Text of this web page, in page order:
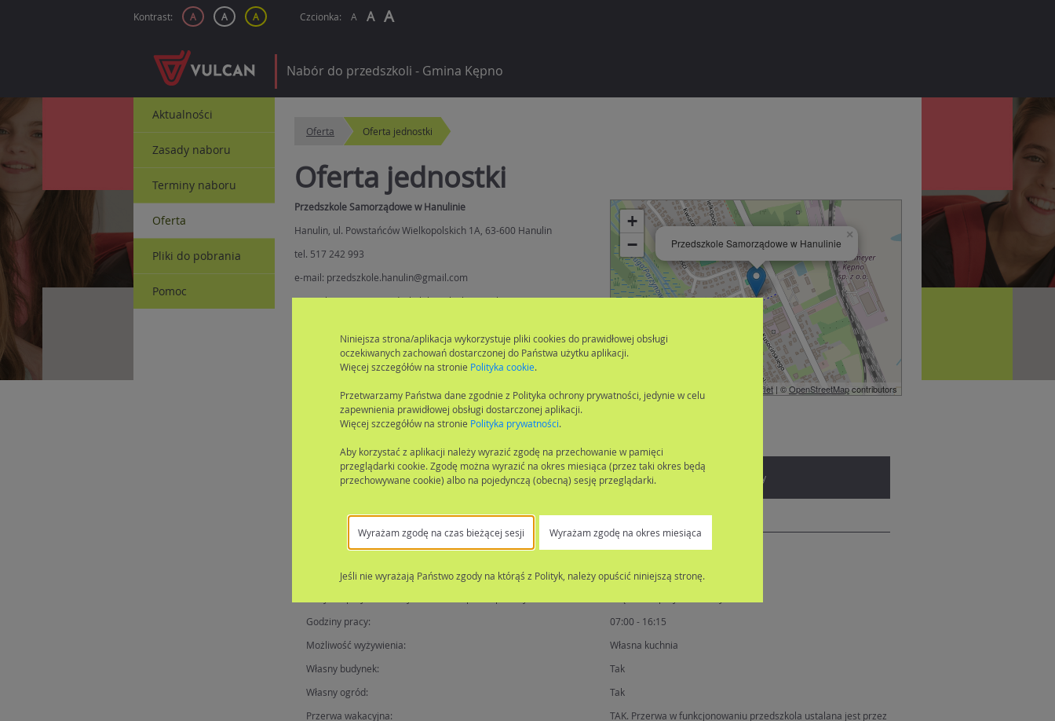
Kontrast: A A A Czcionka: A A A
Nabór do przedszkoli - Gmina Kępno
Aktualności
Zasady naboru
Terminy naboru
Oferta
Pliki do pobrania
Pomoc
Oferta Oferta jednostki
Oferta jednostki
Przedszkole Samorządowe w Hanulinie
Hanulin, ul. Powstańców Wielkopolskich 1A, 63-600 Hanulin
tel. 517 242 993
e-mail: przedszkole.hanulin@gmail.com
WWW:http://www.przedszkolehanulin.kepno.pl
Przedszkole Samorządowe w Hanulinie
×
+
−
Leaflet | ©OpenStreetMapcontributors
Lista grup
Nazwa grupy Szczegóły
Brak danych
Dodatkowe informacje
Jednostka publiczna/niepubliczna:
Publiczna
Godziny pracy:
07:00 - 16:15
Możliwość wyżywienia:
Własna kuchnia
Własny budynek:
Tak
Własny ogród:
Tak
Przerwa wakacyjna:
TAK. Przerwa w funkcjonowaniu przedszkola ustalana jest przez
Niniejsza strona/aplikacja wykorzystuje pliki cookies do prawidłowej obsługi
oczekiwanych zachowań dostarczonej do Państwa użytku aplikacji.
Więcej szczegółów na stronie Polityka cookie.
Przetwarzamy Państwa dane zgodnie z Polityka ochrony prywatności, jedynie w celu
zapewnienia prawidłowej obsługi dostarczonej aplikacji.
Więcej szczegółów na stronie Polityka prywatności.
Aby korzystać z aplikacji należy wyrazić zgodę na przechowanie w pamięci
przeglądarki cookie. Zgodę można wyrazić na okres miesiąca (przez taki okres będą
przechowywane cookie) albo na pojedynczą (obecną) sesję przeglądarki.
Wyrażam zgodę na czas bieżącej sesji Wyrażam zgodę na okres miesiąca
Jeśli nie wyrażają Państwo zgody na którąś z Polityk, należy opuścić niniejszą stronę.